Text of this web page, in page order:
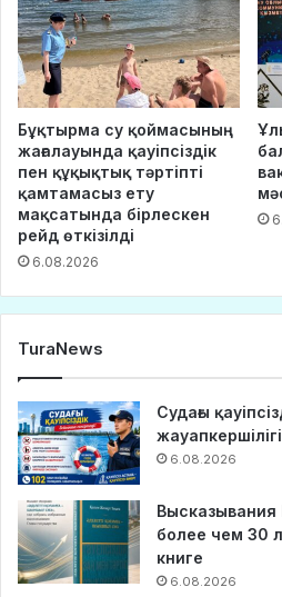
Бұқтырма су қоймасының
жағалауында қауіпсіздік
пен құқықтық тәртіпті
қамтамасыз ету
мақсатында бірлескен
рейд өткізілді
6.08.2026
TuraNews
Судағы
жауапкершілігі
6.08.2026
Высказывания
более чем 30
книге
6.08.2026